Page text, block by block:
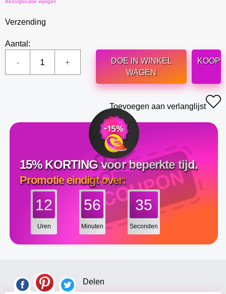
Bezorglocatie wijzigen
Verzending
Aantal:
DOE IN WINKEL
WAGEN
KOOP
Toevoegen aan verlanglijst
15% KORTING voor beperkte tijd.
Promotie eindigt over:
12
Uren
56
Minuten
34
Seconden
Delen